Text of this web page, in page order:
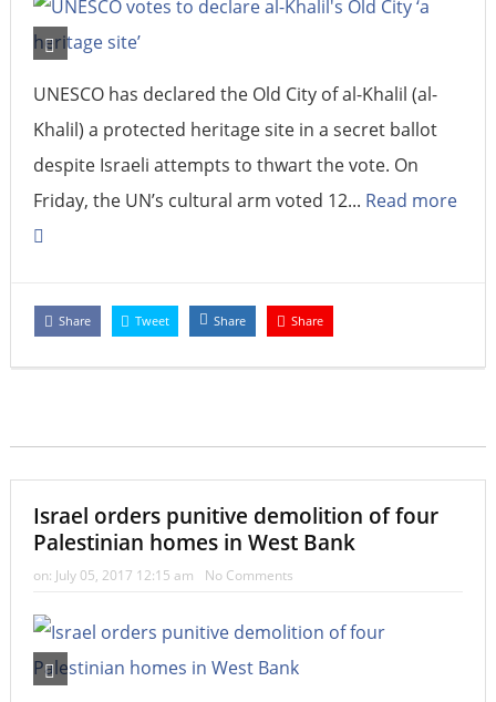
UNESCO has declared the Old City of al-Khalil (al-
Khalil) a protected heritage site in a secret ballot
despite Israeli attempts to thwart the vote. On
Friday, the UN’s cultural arm voted 12... Read more
Share Tweet Share Share
Israel orders punitive demolition of four
Palestinian homes in West Bank
on: July 05, 2017 12:15 am No Comments